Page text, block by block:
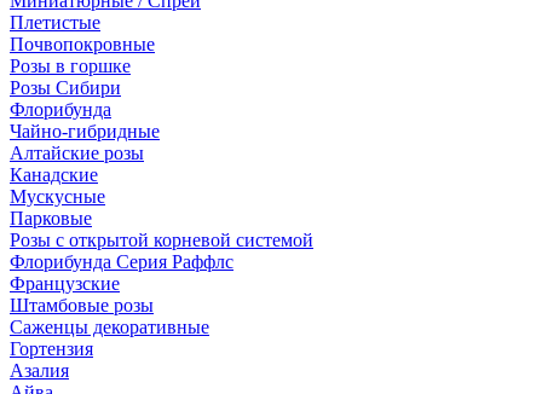
Плетистые
Почвопокровные
Розы в горшке
Розы Сибири
Флорибунда
Чайно-гибридные
Алтайские розы
Канадские
Мускусные
Парковые
Розы с открытой корневой системой
Флорибунда Серия Раффлс
Французские
Штамбовые розы
Саженцы декоративные
Гортензия
Азалия